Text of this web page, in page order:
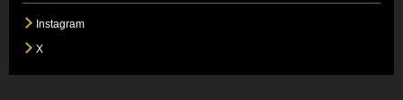
Instagram
X